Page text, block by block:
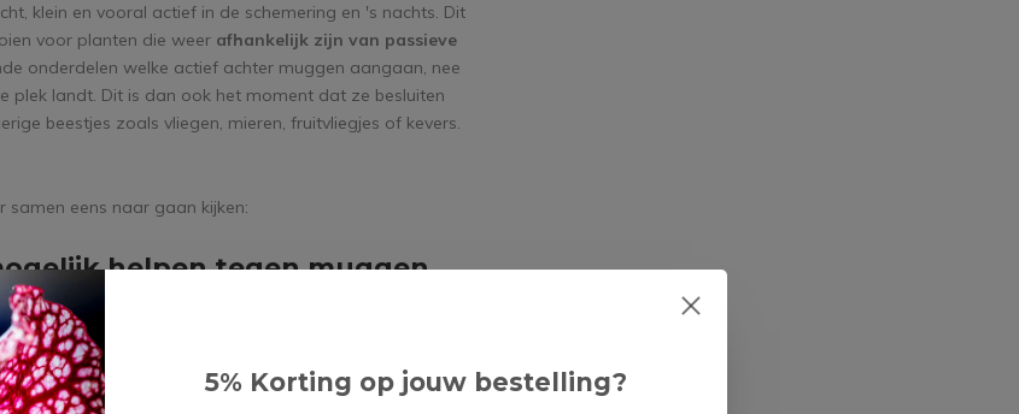
klein en vooral actief in de schemering en 's nachts. Dit
voor planten die weer afhankelijk zijn van passieve
onderdelen welke actief achter muggen aangaan, nee
landt. Dit is dan ook het moment dat ze besluiten
beestjes zoals vliegen, mieren, fruitvliegjes of kevers.
eens naar gaan kijken:
helpen tegen muggen
plant, wanneer het aankomt op het vangen van
bladeren, welke bedekt zijn met
kleverige tentakels
5% Korting op jouw bestelling?